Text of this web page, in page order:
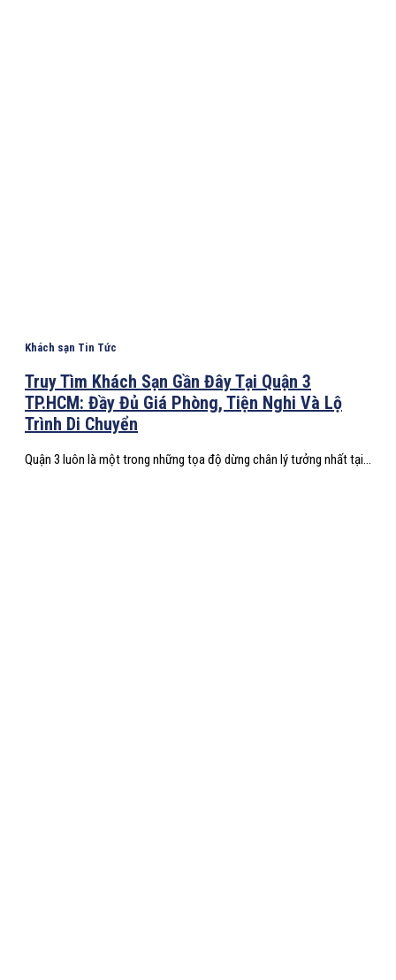
Khách sạn Tin Tức
Truy Tìm Khách Sạn Gần Đây Tại Quận 3
TP.HCM: Đầy Đủ Giá Phòng, Tiện Nghi Và Lộ
Trình Di Chuyển
Quận 3 luôn là một trong những tọa độ dừng chân lý tưởng nhất tại...